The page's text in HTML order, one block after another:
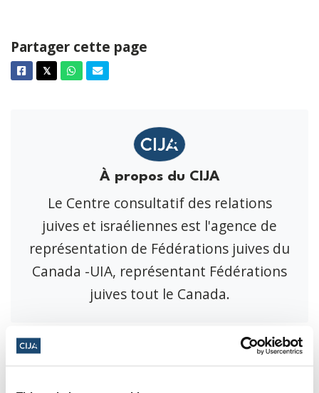
Partager cette page
Facebook
𝕏TwitterWhatsappCourriel
À propos du CIJA
Le Centre consultatif des relations
juives et israéliennes est l'agence de
représentation de Fédérations juives du
Canada -UIA, représentant Fédérations
juives tout le Canada.